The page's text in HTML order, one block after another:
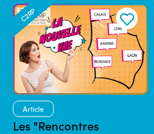
C2RP
Article
Les "Rencontres